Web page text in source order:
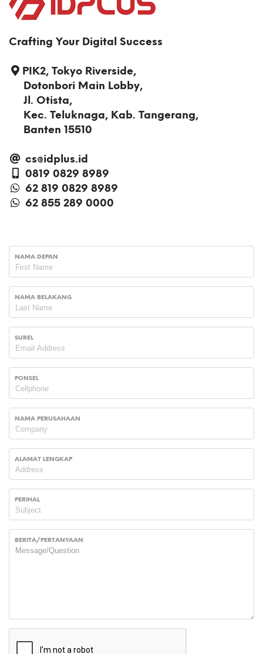
Crafting Your Digital Success
PIK2, Tokyo Riverside,
Dotonbori Main Lobby,
Jl. Otista,
Kec. Teluknaga, Kab. Tangerang,
Banten 15510
cs@idplus.id
0819 0829 8989
62 819 0829 8989
62 855 289 0000
NAMA DEPAN
NAMA BELAKANG
SUREL
PONSEL
NAMA PERUSAHAAN
ALAMAT LENGKAP
PERIHAL
BERITA/PERTANYAAN